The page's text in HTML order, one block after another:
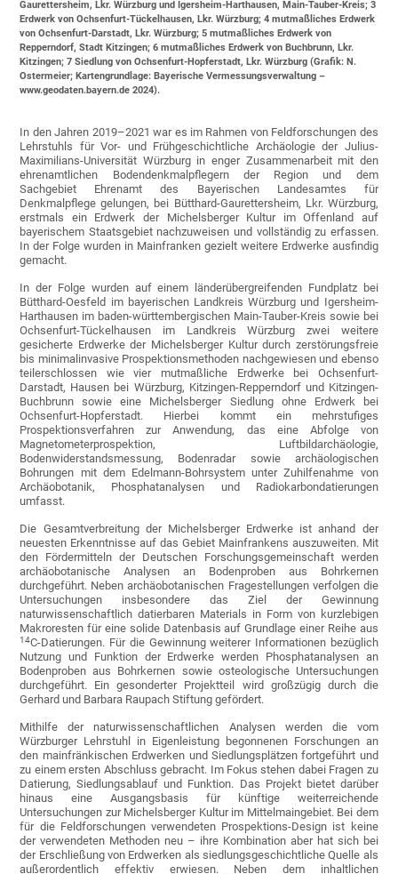
Gaurettersheim, Lkr. Würzburg und Igersheim-Harthausen, Main-Tauber-Kreis; 3
Erdwerk von Ochsenfurt-Tückelhausen, Lkr. Würzburg; 4 mutmaßliches Erdwerk
von Ochsenfurt-Darstadt, Lkr. Würzburg; 5 mutmaßliches Erdwerk von
Repperndorf, Stadt Kitzingen; 6 mutmaßliches Erdwerk von Buchbrunn, Lkr.
Kitzingen; 7 Siedlung von Ochsenfurt-Hopferstadt, Lkr. Würzburg (Grafik: N.
Ostermeier; Kartengrundlage: Bayerische Vermessungsverwaltung –
www.geodaten.bayern.de 2024).
In den Jahren 2019–2021 war es im Rahmen von Feldforschungen des
Lehrstuhls für Vor- und Frühgeschichtliche Archäologie der Julius-
Maximilians-Universität Würzburg in enger Zusammenarbeit mit den
ehrenamtlichen Bodendenkmalpflegern der Region und dem
Sachgebiet Ehrenamt des Bayerischen Landesamtes für
Denkmalpflege gelungen, bei Bütthard-Gaurettersheim, Lkr. Würzburg,
erstmals ein Erdwerk der Michelsberger Kultur im Offenland auf
bayerischem Staatsgebiet nachzuweisen und vollständig zu erfassen.
In der Folge wurden in Mainfranken gezielt weitere Erdwerke ausfindig
gemacht.
In der Folge wurden auf einem länderübergreifenden Fundplatz bei
Bütthard-Oesfeld im bayerischen Landkreis Würzburg und Igersheim-
Harthausen im baden-württembergischen Main-Tauber-Kreis sowie bei
Ochsenfurt-Tückelhausen im Landkreis Würzburg zwei weitere
gesicherte Erdwerke der Michelsberger Kultur durch zerstörungsfreie
bis minimalinvasive Prospektionsmethoden nachgewiesen und ebenso
teilerschlossen wie vier mutmaßliche Erdwerke bei Ochsenfurt-
Darstadt, Hausen bei Würzburg, Kitzingen-Repperndorf und Kitzingen-
Buchbrunn sowie eine Michelsberger Siedlung ohne Erdwerk bei
Ochsenfurt-Hopferstadt. Hierbei kommt ein mehrstufiges
Prospektionsverfahren zur Anwendung, das eine Abfolge von
Magnetometerprospektion, Luftbildarchäologie,
Bodenwiderstandsmessung, Bodenradar sowie archäologischen
Bohrungen mit dem Edelmann-Bohrsystem unter Zuhilfenahme von
Archäobotanik, Phosphatanalysen und Radiokarbondatierungen
umfasst.
Die Gesamtverbreitung der Michelsberger Erdwerke ist anhand der
neuesten Erkenntnisse auf das Gebiet Mainfrankens auszuweiten. Mit
den Fördermitteln der Deutschen Forschungsgemeinschaft werden
archäobotanische Analysen an Bodenproben aus Bohrkernen
durchgeführt. Neben archäobotanischen Fragestellungen verfolgen die
Untersuchungen insbesondere das Ziel der Gewinnung
naturwissenschaftlich datierbaren Materials in Form von kurzlebigen
Makroresten für eine solide Datenbasis auf Grundlage einer Reihe aus
14C-Datierungen. Für die Gewinnung weiterer Informationen bezüglich
Nutzung und Funktion der Erdwerke werden Phosphatanalysen an
Bodenproben aus Bohrkernen sowie osteologische Untersuchungen
durchgeführt. Ein gesonderter Projektteil wird großzügig durch die
Gerhard und Barbara Raupach Stiftung gefördert.
Mithilfe der naturwissenschaftlichen Analysen werden die vom
Würzburger Lehrstuhl in Eigenleistung begonnenen Forschungen an
den mainfränkischen Erdwerken und Siedlungsplätzen fortgeführt und
zu einem ersten Abschluss gebracht. Im Fokus stehen dabei Fragen zu
Datierung, Siedlungsablauf und Funktion. Das Projekt bietet darüber
hinaus eine Ausgangsbasis für künftige weiterreichende
Untersuchungen zur Michelsberger Kultur im Mittelmaingebiet. Bei dem
für die Feldforschungen verwendeten Prospektions-Design ist keine
der verwendeten Methoden neu – ihre Kombination aber hat sich bei
der Erschließung von Erdwerken als siedlungsgeschichtliche Quelle als
außerordentlich effektiv erwiesen. Neben dem inhaltlichen